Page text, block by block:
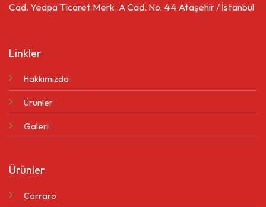
Cad. Yedpa Ticaret Merk. A Cad. No: 44 Ataşehir / İstanbul
Linkler
Hakkımızda
Ürünler
Galeri
Ürünler
Carraro